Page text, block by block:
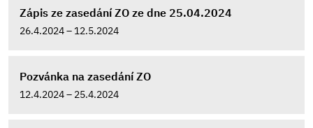
Zápis ze zasedání ZO ze dne 25.04.2024
26.4.2024 – 12.5.2024
Pozvánka na zasedání ZO
12.4.2024 – 25.4.2024